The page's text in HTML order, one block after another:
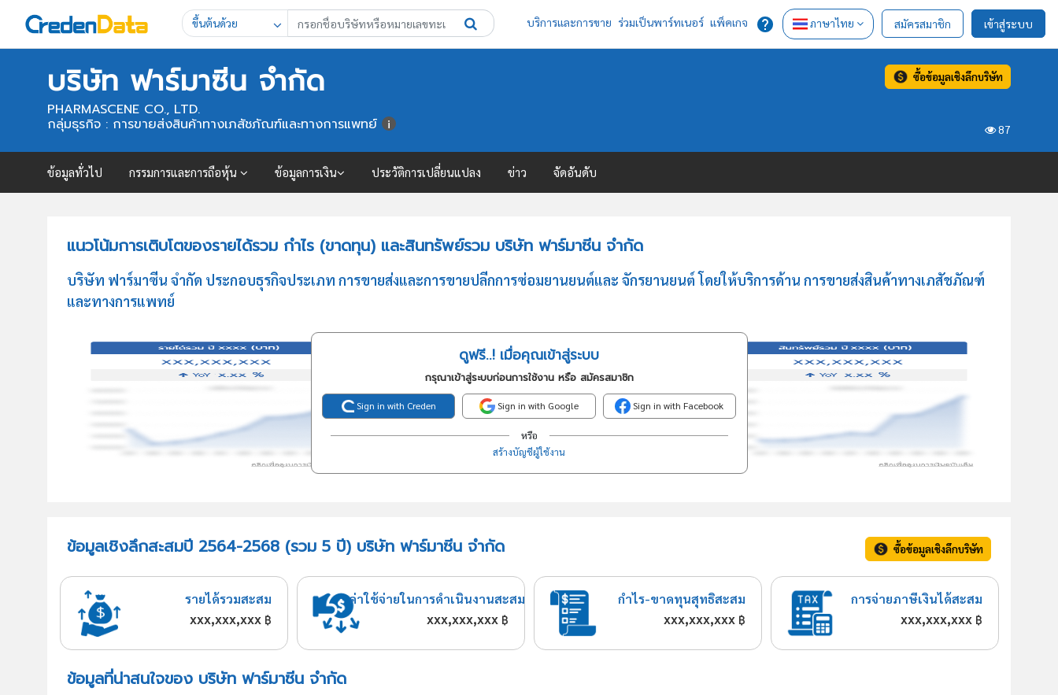
ขึ้นต้นด้วย บริการและการขาย ร่วมเป็นพาร์ทเนอร์ แพ็คเกจ ภาษาไทย สมัครสมาชิก เข้าสู่ระบบ
บริษัท ฟาร์มาซีน จำกัด ซื้อข้อมูลเชิงลึกบริษัท
PHARMASCENE CO., LTD.
87
กลุ่มธุรกิจ : การขายส่งสินค้าทางเภสัชภัณฑ์และทางการแพทย์
ข้อมูลทั่วไป กรรมการและการถือหุ้น ข้อมูลการเงิน ประวัติการเปลี่ยนแปลง ข่าว จัดอันดับ
แนวโน้มการเติบโตของรายได้รวม กำไร (ขาดทุน) และสินทรัพย์รวม บริษัท ฟาร์มาซีน จำกัด
บริษัท ฟาร์มาซีน จำกัด ประกอบธุรกิจประเภท การขายส่งและการขายปลีกการซ่อมยานยนต์และ จักรยานยนต์ โดยให้บริการด้าน การขายส่งสินค้าทางเภสัชภัณฑ์
และทางการแพทย์
ดูฟรี..! เมื่อคุณเข้าสู่ระบบ
กรุณาเข้าสู่ระบบก่อนการใช้งาน หรือ สมัครสมาชิก
Sign in with Creden Sign in with Google Sign in with Facebook
หรือ
สร้างบัญชีผู้ใช้งาน
ข้อมูลเชิงลึกสะสมปี 2564-2568 (รวม 5 ปี) บริษัท ฟาร์มาซีน จำกัด ซื้อข้อมูลเชิงลึกบริษัท
รายได้รวมสะสม
xxx,xxx,xxx ฿
ค่าใช้จ่ายในการดำเนินงานสะสม
xxx,xxx,xxx ฿
กำไร-ขาดทุนสุทธิสะสม
xxx,xxx,xxx ฿
การจ่ายภาษีเงินได้สะสม
xxx,xxx,xxx ฿
ข้อมูลที่น่าสนใจของ บริษัท ฟาร์มาซีน จำกัด